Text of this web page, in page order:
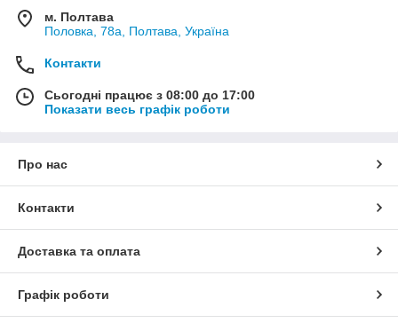
м. Полтава
Половка, 78а, Полтава, Україна
Контакти
Сьогодні працює з 08:00 до 17:00
Показати весь графік роботи
Про нас
Контакти
Доставка та оплата
Графік роботи